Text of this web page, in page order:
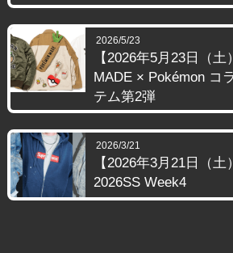
2026/5/23
【2026年5月23日（
MADE × Pokémon コ
テム第2弾
2026/3/21
【2026年3月21日（
2026SS Week4